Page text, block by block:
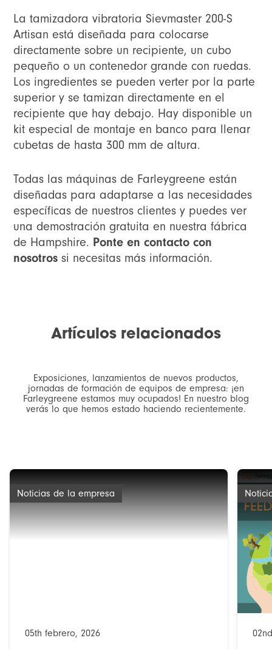
La tamizadora vibratoria Sievmaster 200-S
Artisan está diseñada para colocarse
directamente sobre un recipiente, un cubo
pequeño o un contenedor grande con ruedas.
Los ingredientes se pueden verter por la parte
superior y se tamizan directamente en el
recipiente que hay debajo. Hay disponible un
kit especial de montaje en banco para llenar
cubetas de hasta 300 mm de altura.
Todas las máquinas de Farleygreene están
diseñadas para adaptarse a las necesidades
específicas de nuestros clientes y puedes ver
una demostración gratuita en nuestra fábrica
de Hampshire. Ponte en contacto con
nosotros si necesitas más información.
Artículos relacionados
Exposiciones, lanzamientos de nuevos productos,
jornadas de formación de equipos de empresa: ¡en
Farleygreene estamos muy ocupados! En nuestro blog
verás lo que hemos estado haciendo recientemente.
Noticias de la empresa
05th febrero, 2026